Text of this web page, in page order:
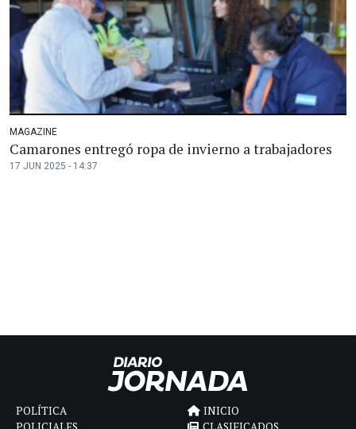
MAGAZINE
Camarones entregó ropa de invierno a trabajadores
17 JUN 2025 - 14:37
POLÍTICA
INICIO